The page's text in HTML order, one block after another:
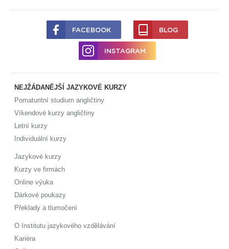
NEJŽÁDANĚJŠÍ JAZYKOVÉ KURZY
Pomaturitní studium angličtiny
Víkendové kurzy angličtiny
Letní kurzy
Individuální kurzy
Jazykové kurzy
Kurzy ve firmách
Online výuka
Dárkové poukazy
Překlady a tlumočení
O Institutu jazykového vzdělávání
Kariéra
FACEBOOK BLOG
INSTAGRAM